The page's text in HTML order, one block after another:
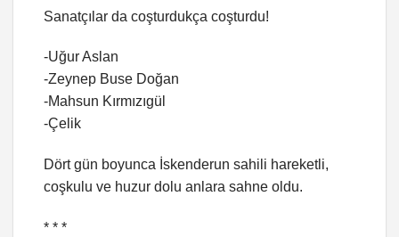
Sanatçılar da coşturdukça coşturdu!
-Uğur Aslan
-Zeynep Buse Doğan
-Mahsun Kırmızıgül
-Çelik
Dört gün boyunca İskenderun sahili hareketli,
coşkulu ve huzur dolu anlara sahne oldu.
* * *